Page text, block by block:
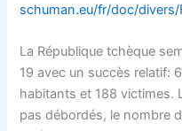
schuman.eu/fr/doc/divers/
La République tchèque
19 avec un succès relatif:
habitants et 188 victimes.
pas débordés, le nombre